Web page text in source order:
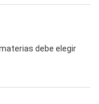
debe elegir